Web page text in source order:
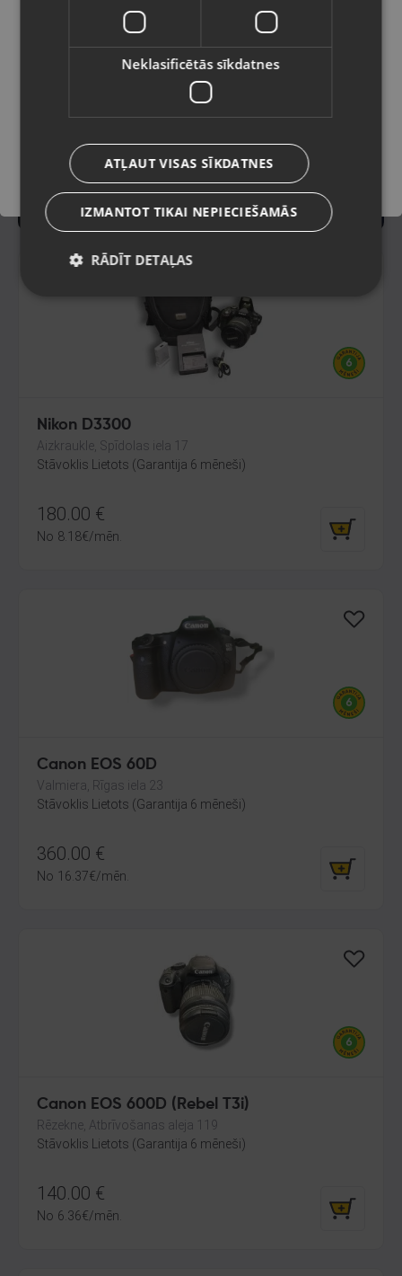
Nikon D3300
Aizkraukle, Spīdolas iela 17
Stāvoklis Lietots (Garantija 6 mēneši)
180.00 €
No 8.18€/mēn.
Canon EOS 60D
Valmiera, Rīgas iela 23
Stāvoklis Lietots (Garantija 6 mēneši)
360.00 €
No 16.37€/mēn.
Canon EOS 600D (Rebel T3i)
Rēzekne, Atbrīvošanas aleja 119
Stāvoklis Lietots (Garantija 6 mēneši)
140.00 €
No 6.36€/mēn.
Saglabāt
Neklasificētās sīkdatnes
ATĻAUT VISAS SĪKDATNES
IZMANTOT TIKAI NEPIECIEŠAMĀS
RĀDĪT DETAĻAS